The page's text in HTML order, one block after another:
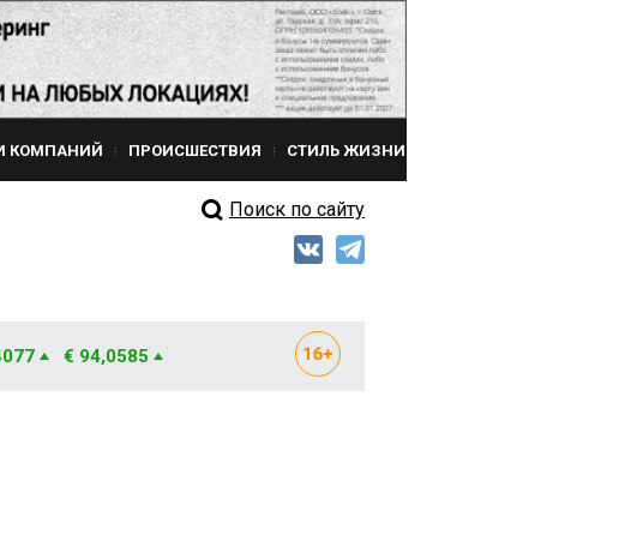
КОМПАНИЙ ПРОИСШЕСТВИЯ СТИЛЬ ЖИЗНИ
Поиск по сайту
€ 94,0585